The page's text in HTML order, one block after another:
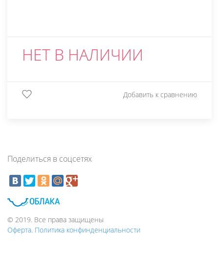
НЕТ В НАЛИЧИИ
Добавить к сравнению
Поделиться в соцсетях
© 2019. Все права защищены
Оферта. Политика конфинденциальности